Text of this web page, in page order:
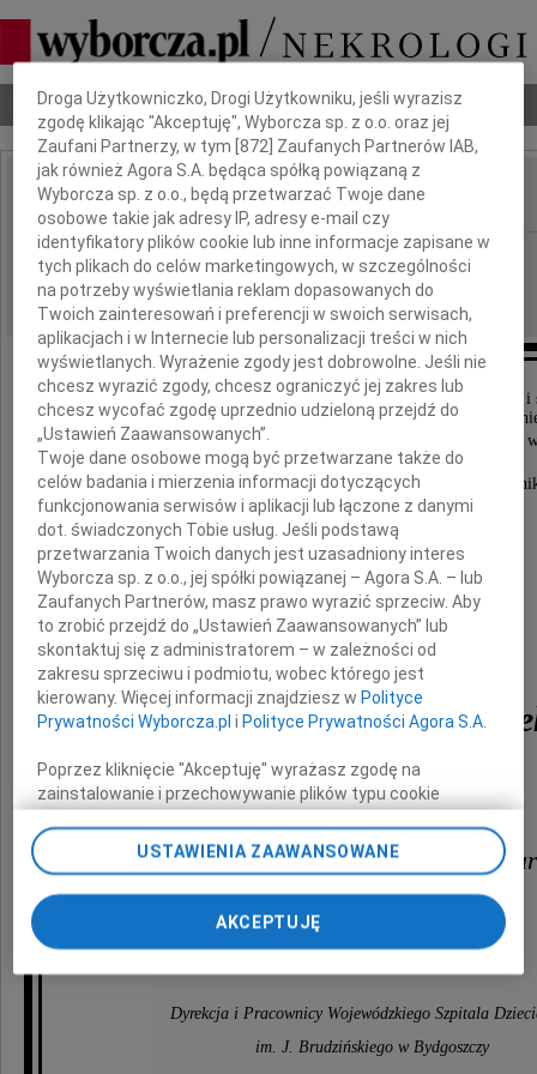
Nekrologi Odeszli Poradnik pogrzebowy
IMIĘ I NAZWISKO:
REGION: Bydgoszcz
DATA EMISJI: 21.11.2017
W drodze nigdy nie jesteśmy sami. Razem cieszymy się i
Najgłębszy smutek i żal dotyka gdy ktoś odchodzi, gdy
pozostać ze sobą na odległość ręki. To dobrze, że pozostają
Z głębokim żalem i smutkiem żegnamy
Wojewódzkiego Szpitala Dziecięcego.
Dr Małgorzatę
Na ręce
Pana Prof. Andrzeja Igora
składamy wyrazy głębokiego współczucia
i słowa wsparcia dla całej Rodziny.
Dyrekcja i Pracownicy Wojewódzkiego Szpitala
im. J. Brudzińskiego w Bydgoszczy
Dbamy o Twoją prywatność
Droga Użytkowniczko, Drogi Użytkowniku, jeśli wyrazisz
zgodę klikając "Akceptuję", Wyborcza sp. z o.o. oraz jej
Zaufani Partnerzy, w tym [872 ] Zaufanych Partnerów IAB,
jak również Agora S.A. będąca spółką powiązaną z
Wyborcza sp. z o.o., będą przetwarzać Twoje dane
osobowe takie jak adresy IP, adresy e-mail czy
identyfikatory plików cookie lub inne informacje zapisane w
tych plikach do celów marketingowych, w szczególności
na potrzeby wyświetlania reklam dopasowanych do
Twoich zainteresowań i preferencji w swoich serwisach,
aplikacjach i w Internecie lub personalizacji treści w nich
wyświetlanych. Wyrażenie zgody jest dobrowolne. Jeśli nie
chcesz wyrazić zgody, chcesz ograniczyć jej zakres lub
chcesz wycofać zgodę uprzednio udzieloną przejdź do
„Ustawień Zaawansowanych”.
Twoje dane osobowe mogą być przetwarzane także do
celów badania i mierzenia informacji dotyczących
funkcjonowania serwisów i aplikacji lub łączone z danymi
dot. świadczonych Tobie usług. Jeśli podstawą
przetwarzania Twoich danych jest uzasadniony interes
Wyborcza sp. z o.o., jej spółki powiązanej – Agora S.A. – lub
Zaufanych Partnerów, masz prawo wyrazić sprzeciw. Aby
to zrobić przejdź do „Ustawień Zaawansowanych” lub
skontaktuj się z administratorem – w zależności od
zakresu sprzeciwu i podmiotu, wobec którego jest
kierowany. Więcej informacji znajdziesz w Polityce
Prywatności Wyborcza.pl i Polityce Prywatności Agora S.A.
Poprzez kliknięcie "Akceptuję" wyrażasz zgodę na
zainstalowanie i przechowywanie plików typu cookie
na Twoim urządzeniu końcowym. Możesz też w każdej
chwili zmienić swoje preferencje dot. plików cookie,
ponownie wywołując narzędzie do zarządzania Twoimi
preferencjami dot. przetwarzania danych poprzez
odnośnik „Ustawienia prywatności” w stopce serwisu i
pomocą ustawień przeglądarki.
My, nasi Zaufani Partnerzy i Agora S.A. możemy
USTAWIENIA ZAAWANSOWANE
AKCEPTUJĘ